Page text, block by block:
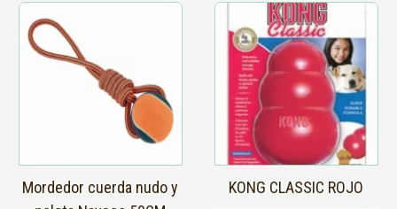
Mordedor cuerda nudo y
KONG CLASSIC ROJO
Este
producto
tiene
múltiples
variantes.
Las
opciones
pueden
elegir